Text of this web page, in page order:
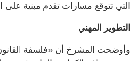
التي تتوقع مسارات تقدم مبنية على
التطوير المهني
وأوضحت المشرخ أن «فلسفة